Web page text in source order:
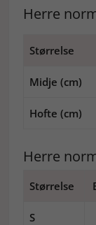
Herre
Størrelse
Midje (cm)
Hofte (cm)
Herre
Størrelse
S